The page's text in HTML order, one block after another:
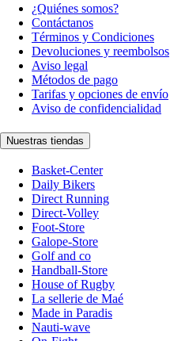
¿Quiénes somos?
Contáctanos
Términos y Condiciones
Devoluciones y reembolsos
Aviso legal
Métodos de pago
Tarifas y opciones de envío
Aviso de confidencialidad
Nuestras tiendas
Basket-Center
Daily Bikers
Direct Running
Direct-Volley
Foot-Store
Galope-Store
Golf and co
Handball-Store
House of Rugby
La sellerie de Maé
Made in Paradis
Nauti-wave